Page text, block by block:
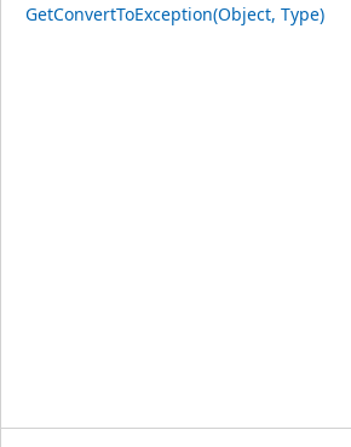
GetConvertToException(Object, Type)